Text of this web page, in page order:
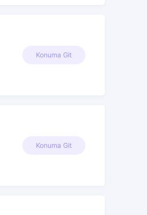
Konuma Git
Konuma Git